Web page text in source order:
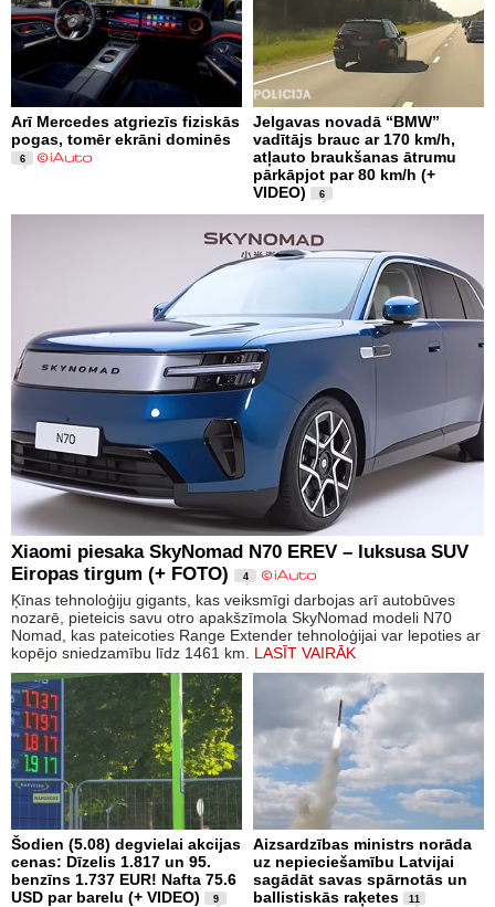
Arī Mercedes atgriezīs fiziskās
pogas, tomēr ekrāni dominēs
6
Jelgavas novadā “BMW”
vadītājs brauc ar 170 km/h,
atļauto braukšanas ātrumu
pārkāpjot par 80 km/h (+
VIDEO)
6
Xiaomi piesaka SkyNomad N70 EREV – luksusa SUV
Eiropas tirgum (+ FOTO)
4
Ķīnas tehnoloģiju gigants, kas veiksmīgi darbojas arī autobūves
nozarē, pieteicis savu otro apakšzīmola SkyNomad modeli N70
Nomad, kas pateicoties Range Extender tehnoloģijai var lepoties ar
kopējo sniedzamību līdz 1461 km. LASĪT VAIRĀK
Šodien (5.08) degvielai akcijas
cenas: Dīzelis 1.817 un 95.
benzīns 1.737 EUR! Nafta 75.6
USD par barelu (+ VIDEO)
9
Aizsardzības ministrs norāda
uz nepieciešamību Latvijai
sagādāt savas spārnotās un
ballistiskās raķetes
11